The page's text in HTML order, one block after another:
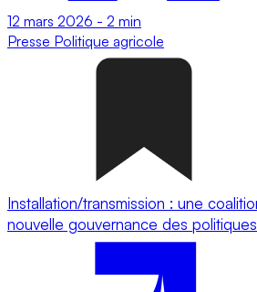
12 mars 2026 - 2 min
Presse Politique agricole
Installation/transmission : une
nouvelle gouvernance des politiques